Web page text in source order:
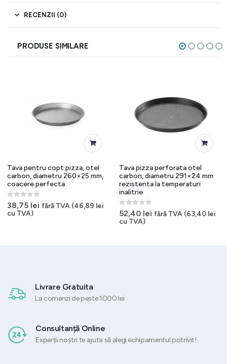
RECENZII (0)
PRODUSE SIMILARE
Tava pentru copt pizza, otel
carbon, diametru 260×25 mm,
coacere perfecta
0out of 5
38,75 lei fără TVA (46,89 lei
cu TVA)
Tava pizza perforata otel
carbon, diametru 291×24 mm
rezistenta la temperaturi
inalitrie
0out of 5
52,40 lei fără TVA (63,40 lei
cu TVA)
Livrare Gratuita
La comenzi de peste 1000 lei
Consultanță Online
Experții noștri te ajuta să alegi echipamentul potrivit!